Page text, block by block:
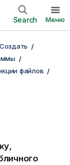
Search Меню
Создать
файлов